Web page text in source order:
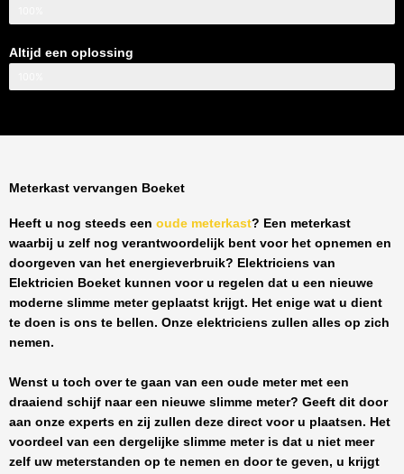
Altijd een oplossing
Meterkast vervangen Boeket
Heeft u nog steeds een oude meterkast? Een meterkast
waarbij u zelf nog verantwoordelijk bent voor het opnemen en
doorgeven van het energieverbruik? Elektriciens van
Elektricien Boeket kunnen voor u regelen dat u een nieuwe
moderne slimme meter geplaatst krijgt. Het enige wat u dient
te doen is ons te bellen. Onze elektriciens zullen alles op zich
nemen.
Wenst u toch over te gaan van een oude meter met een
draaiend schijf naar een nieuwe slimme meter? Geeft dit door
aan onze experts en zij zullen deze direct voor u plaatsen. Het
voordeel van een dergelijke slimme meter is dat u niet meer
zelf uw meterstanden op te nemen en door te geven, u krijgt